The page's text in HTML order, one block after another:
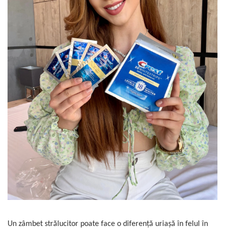
Un zâmbet strălucitor poate face o diferență uriașă în felul în